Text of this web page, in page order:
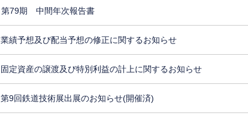
第79期 中間年次報告書
業績予想及び配当予想の修正に関するお知らせ
固定資産の譲渡及び特別利益の計上に関するお知らせ
第9回鉄道技術展出展のお知らせ(開催済)